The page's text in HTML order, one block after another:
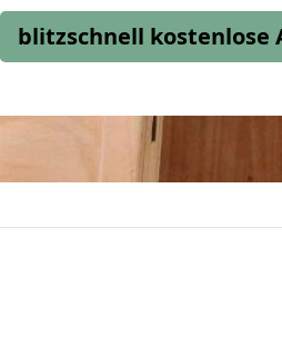
blitzschnell kostenlose